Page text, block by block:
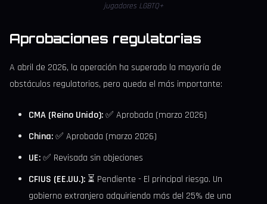
jugadores LGBTQ+
Aprobaciones regulatorias
A abril de 2026, la operación ha superado la mayoría de
obstáculos regulatorios, pero queda el más importante:
CMA (Reino Unido):✅ Aprobada (marzo 2026)
China:✅ Aprobada (marzo 2026)
UE:✅ Revisada sin objeciones
CFIUS (EE.UU.): ⏳ Pendiente - El principal riesgo. Un
gobierno extranjero adquiriendo más del 25% de una